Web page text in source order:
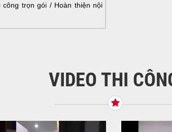
trọn gói / Hoàn thiện nội
VIDEO THI